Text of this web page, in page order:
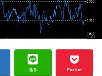
送る Pocket